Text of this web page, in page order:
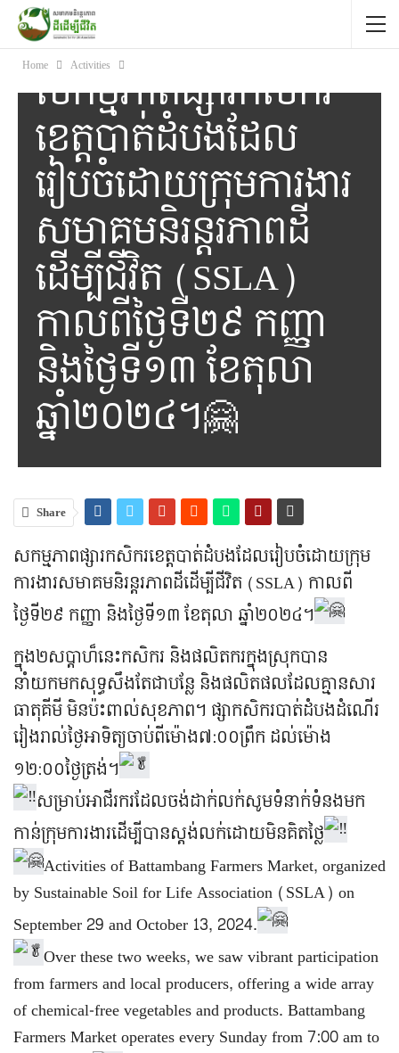
Home Activities
[English Below]
សកម្មភាពផ្សារកសិករ
ខេត្តបាត់ដំបងដែល
រៀបចំដោយក្រុមការងារ
សមាគមនិរន្តរភាពដី
ដើម្បីជីវិត (SSLA)​
កាលពីថ្ងៃទី២៩ កញ្ញា
និងថ្ងៃទី១៣ ខែតុលា
ឆ្នាំ២០២៤។🤗
Share
សកម្មភាពផ្សារកសិករខេត្តបាត់ដំបងដែលរៀបចំដោយក្រុម
ការងារសមាគមនិរន្តរភាពដីដើម្បីជីវិត (SSLA)​ កាលពី
ថ្ងៃទី២៩ កញ្ញា និងថ្ងៃទី១៣ ខែតុលា ឆ្នាំ២០២៤។
ក្នុង២សប្ដាហ៏នេះកសិករ និងផលិតករក្នុងស្រុកបាន
នាំយកមកសុទ្ធសឹងតែជាបន្លែ និងផលិតផលដែលគ្មានសារ
ធាតុគីមី មិនប៉ះពាល់សុខភាព។ ផ្សាកសិករបាត់ដំបងដំណើរ
រៀងរាល់ថ្ងៃអាទិត្យចាប់ពីម៉ោង៧:០០ព្រឹក ដល់ម៉ោង
១២:០០ថ្ងៃត្រង់។
សម្រាប់អាជីរករដែលចង់ដាក់លក់សូមទំនាក់ទំនងមក
កាន់ក្រុមការងារដើម្បីបានស្ដង់លក់ដោយមិនគិតថ្លៃ
Activities of Battambang Farmers Market, organized
by Sustainable Soil for Life Association (SSLA) on
September 29 and October 13, 2024.
Over these two weeks, we saw vibrant participation
from farmers and local producers, offering a wide array
of chemical-free vegetables and products. Battambang
Farmers Market operates every Sunday from 7:00 am to